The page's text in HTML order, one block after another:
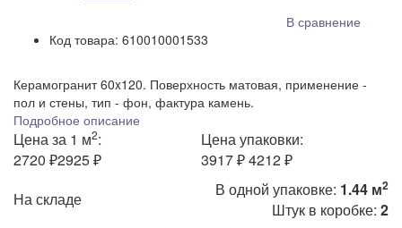
В сравнение
Код товара: 610010001533
Керамогранит 60x120. Поверхность матовая, применение -
пол и стены, тип - фон, фактура камень.
Подробное описание
Цена за 1 м2:
2720 ₽2925 ₽
Цена упаковки:
3917 ₽4212 ₽
На складе
В одной упаковке: 1.44 м2
Штук в коробке: 2